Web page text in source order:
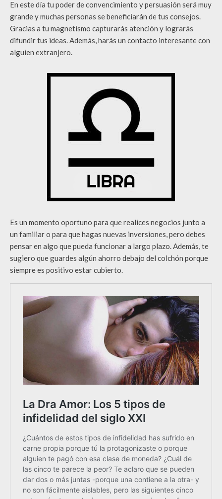
En este día tu poder de convencimiento y persuasión será muy
grande y muchas personas se beneficiarán de tus consejos.
Gracias a tu magnetismo capturarás atención y lograrás
difundir tus ideas. Además, harás un contacto interesante con
alguien extranjero.
Es un momento oportuno para que realices negocios junto a
un familiar o para que hagas nuevas inversiones, pero debes
pensar en algo que pueda funcionar a largo plazo. Además, te
sugiero que guardes algún ahorro debajo del colchón porque
siempre es positivo estar cubierto.